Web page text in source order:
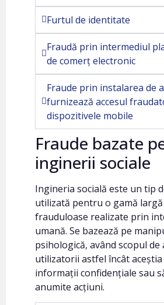
Furtul de identitate
Fraudă prin intermediul
de comerț electronic
Fraude prin instalarea de
furnizează accesul
dispozitivele mobile
Fraude bazate
inginerii sociale
Ingineria socială este un tip
utilizată pentru o gamă
frauduloase realizate prin
umană. Se bazează pe
psihologică, având scopul de
utilizatorii astfel încât aceștia
informații confidențiale sau
anumite acțiuni.